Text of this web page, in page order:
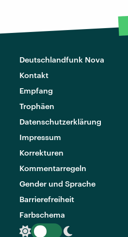
Deutschlandfunk Nova
Kontakt
Empfang
Trophäen
Datenschutzerklärung
Impressum
Korrekturen
Kommentarregeln
Gender und Sprache
Barrierefreiheit
Farbschema